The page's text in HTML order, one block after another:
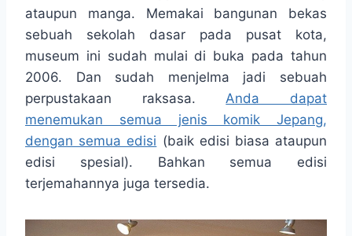
A
p
p
o
o
k
n
g
e
r
r
a
m
ataupun manga. Memakai bangunan bekas
sebuah sekolah dasar pada pusat kota,
museum ini sudah mulai di buka pada tahun
2006. Dan sudah menjelma jadi sebuah
perpustakaan raksasa.Anda dapat
menemukan semua jenis komik Jepang,
dengan semua edisi (baik edisi biasa ataupun
edisi spesial). Bahkan semua edisi
terjemahannya juga tersedia.